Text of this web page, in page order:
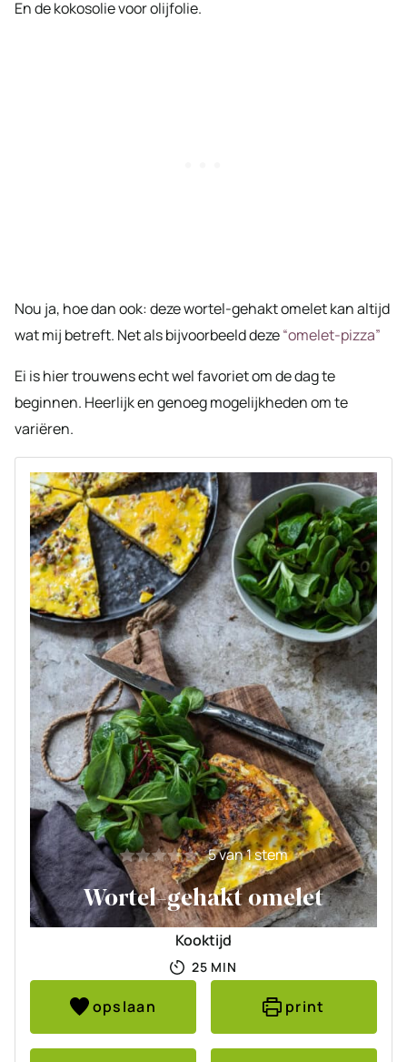
En de kokosolie voor olijfolie.
Nou ja, hoe dan ook: deze wortel-gehakt omelet kan altijd
wat mij betreft. Net als bijvoorbeeld deze“omelet-pizza”
Ei is hier trouwens echt wel favoriet om de dag te
beginnen. Heerlijk en genoeg mogelijkheden om te
variëren.
5van 1 stem
Wortel-gehakt omelet
Kooktijd
25MINUTEN
MIN
opslaan print